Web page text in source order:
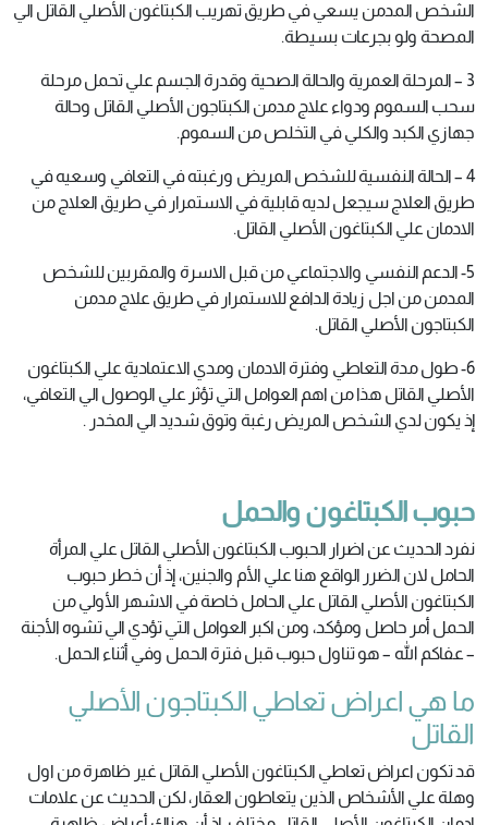
الشخص المدمن يسعي في طريق تهريب الكبتاغون الأصلي القاتل الي
المصحة ولو بجرعات بسيطة.
3 – المرحلة العمرية والحالة الصحية وقدرة الجسم علي تحمل مرحلة
سحب السموم ودواء علاج مدمن الكبتاجون الأصلي القاتل وحالة
جهازي الكبد والكلي في التخلص من السموم.
4 – الحالة النفسية للشخص المريض ورغبته في التعافي وسعيه في
طريق العلاج سيجعل لديه قابلية في الاستمرار في طريق العلاج من
الادمان علي الكبتاغون الأصلي القاتل.
5- الدعم النفسي والاجتماعي من قبل الاسرة والمقربين للشخص
المدمن من اجل زيادة الدافع للاستمرار في طريق علاج مدمن
الكبتاجون الأصلي القاتل.
6- طول مدة التعاطي وفترة الادمان ومدي الاعتمادية علي الكبتاغون
الأصلي القاتل هذا من اهم العوامل التي تؤثر علي الوصول الي التعافي،
إذ يكون لدي الشخص المريض رغبة وتوق شديد الي المخدر .
حبوب الكبتاغون والحمل
نفرد الحديث عن اضرار الحبوب الكبتاغون الأصلي القاتل علي المرأة
الحامل لان الضرر الواقع هنا علي الأم والجنين، إذ أن خطر حبوب
الكبتاغون الأصلي القاتل علي الحامل خاصة في الاشهر الأولي من
الحمل أمر حاصل ومؤكد، ومن اكبر العوامل التي تؤدي الي تشوه الأجنة
– عفاكم الله – هو تناول حبوب قبل فترة الحمل وفي أثناء الحمل.
ما هي اعراض تعاطي الكبتاجون الأصلي
القاتل
قد تكون اعراض تعاطي الكبتاغون الأصلي القاتل غير ظاهرة من اول
وهلة علي الأشخاص الذين يتعاطون العقار، لكن الحديث عن علامات